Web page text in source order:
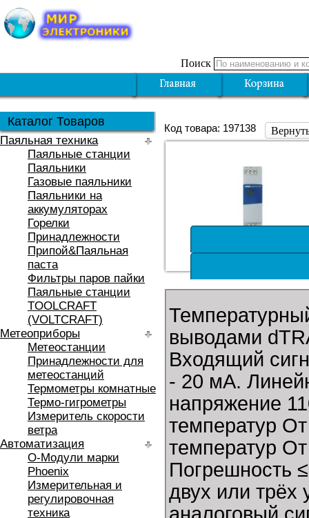
Поиск
Каталог Товаров
Паяльная техника
Паяльные станции
Паяльники
Газовые паяльники
Паяльники на
аккумуляторах
Горелки
Принадлежности
Припой&Паяльная
паста
Фильтры паров пайки
Паяльные станции
TOOLCRAFT
(VOLTCRAFT)
Метеоприборы
Метеостанции
Принадлежности для
метеостанций
Термометры комнатные
Термо-гигрометры
Измеритель скорости
ветра
Автоматизация
O-Модули марки
Phoenix
Измерительная и
регулировочная
техника
Код товара: 197138
выводами
Входящий
- 20 мA.
напряжение
температур
температур
Погрешность
двух или